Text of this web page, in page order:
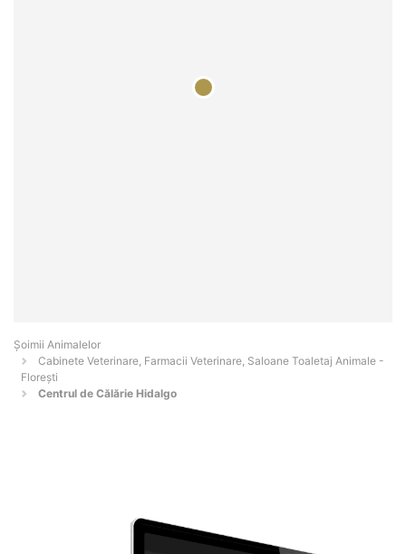
Şoimii Animalelor
Cabinete Veterinare, Farmacii Veterinare, Saloane Toaletaj Animale -
Floreşti
Centrul de Călărie Hidalgo